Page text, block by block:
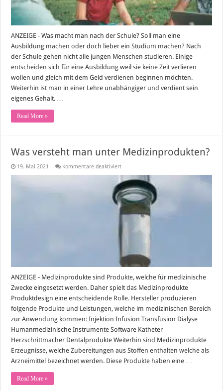
ANZEIGE - Was macht man nach der Schule? Soll man eine
Ausbildung machen oder doch lieber ein Studium machen? Nach
der Schule gehen nicht alle jungen Menschen studieren. Einige
entscheiden sich für eine Ausbildung weil sie keine Zeit verlieren
wollen und gleich mit dem Geld verdienen beginnen möchten.
Weiterhin ist man in einer Lehre unabhängiger und verdient sein
eigenes Gehalt. …
Read More »
Was versteht man unter Medizinprodukten?
19. Mai 2021 Kommentare deaktiviertfür
versteht
man
unter
Medizinprodukten?
ANZEIGE - Medizinprodukte sind Produkte, welche für medizinische
Zwecke eingesetzt werden. Daher spielt das Medizinprodukte
Produktdesign eine entscheidende Rolle. Hersteller produzieren
folgende Produkte und Leistungen, welche im medizinischen Bereich
zur Anwendung kommen: Injektion Infusion Transfusion Dialyse
Humanmedizinische Instrumente Software Katheter
Herzschrittmacher Dentalprodukte Weiterhin sind Medizinprodukte
Erzeugnisse, welche Zubereitungen aus Stoffen enthalten welche als
Arzneimittel bezeichnet werden. Diese Produkte haben eine …
Read More »